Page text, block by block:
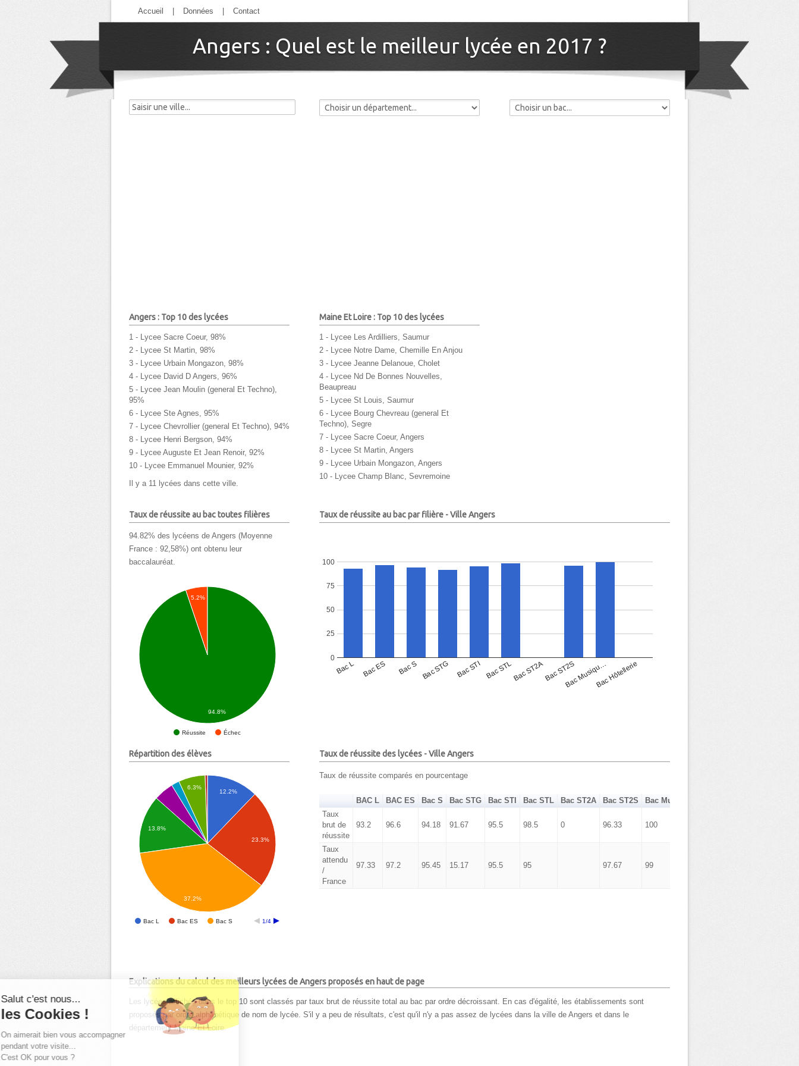
Accueil Données Contact
Angers : Quel est le meilleur lycée en 2017 ?
Angers : Top 10 des lycées
1 - Lycee Sacre Coeur, 98%
2 - Lycee St Martin, 98%
3 - Lycee Urbain Mongazon, 98%
4 - Lycee David D Angers, 96%
5 - Lycee Jean Moulin (general Et Techno),
95%
6 - Lycee Ste Agnes, 95%
7 - Lycee Chevrollier (general Et Techno), 94%
8 - Lycee Henri Bergson, 94%
9 - Lycee Auguste Et Jean Renoir, 92%
10 - Lycee Emmanuel Mounier, 92%
Il y a 11 lycées dans cette ville.
Maine Et Loire : Top 10 des lycées
1 - Lycee Les Ardilliers, Saumur
2 - Lycee Notre Dame, Chemille En Anjou
3 - Lycee Jeanne Delanoue, Cholet
4 - Lycee Nd De Bonnes Nouvelles,
Beaupreau
5 - Lycee St Louis, Saumur
6 - Lycee Bourg Chevreau (general Et
Techno), Segre
7 - Lycee Sacre Coeur, Angers
8 - Lycee St Martin, Angers
9 - Lycee Urbain Mongazon, Angers
10 - Lycee Champ Blanc, Sevremoine
Taux de réussite au bac toutes filières
94.82% des lycéens de Angers (Moyenne
France : 92,58%) ont obtenu leur
baccalauréat.
Réussite Échec
5.2%
94.8%
Taux de réussite au bac par filière - Ville Angers
Bac L Bac ES Bac S Bac STG Bac STI Bac STLBac ST2ABac ST2SBac Musiqu…Bac Hôtellerie
0
25
50
75
100
Répartition des élèves
Bac L Bac ES Bac S 1/4
12.2%
23.3%
6.3%
13.8%
37.2%
Taux de réussite des lycées - Ville Angers
Taux de réussite comparés en pourcentage
BAC L BAC ES Bac S Bac STG Bac STI Bac STL Bac ST2A Bac ST2S Bac Musique Danse
Taux
brut de
réussite
93.2 96.6 94.18 91.67 95.5 98.5 0 96.33 100
Taux
attendu
/
France
97.33 97.2 95.45 15.17 95.5 95 97.67 99
Explications du calcul des meilleurs lycées de Angers proposés en haut de page
Les lycées affichés dans le top 10 sont classés par taux brut de réussite total au bac par ordre décroissant. En cas d'égalité, les établissements sont
proposés par ordre alphabétique de nom de lycée. S'il y a peu de résultats, c'est qu'il n'y a pas assez de lycées dans la ville de Angers et dans le
département Maine Et Loire.
Salut c'est nous...
les Cookies !
On aimerait bien vous accompagner
pendant votre visite...
C'est OK pour vous ?